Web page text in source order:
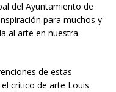
del Ayuntamiento de
para muchos y
al arte en nuestra
de estas
crítico de arte Louis